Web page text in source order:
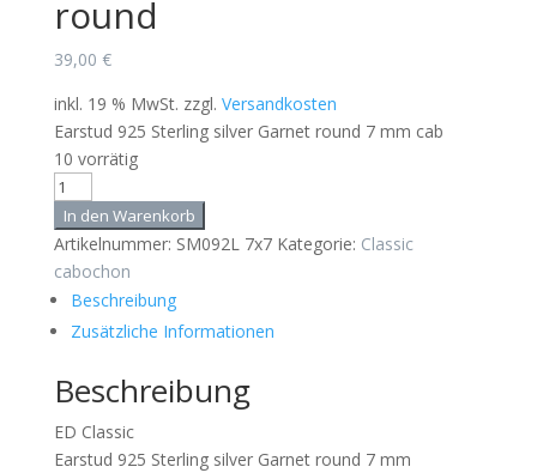
round
39,00 €
inkl. 19 % MwSt. zzgl. Versandkosten
Earstud 925 Sterling silver Garnet round 7 mm cab
10 vorrätig
SM092L
Garnet
7x7
round
Menge
In den Warenkorb
Artikelnummer: SM092L 7x7 Kategorie: Classic
cabochon
Beschreibung
Zusätzliche Informationen
Beschreibung
ED Classic
Earstud 925 Sterling silver Garnet round 7 mm